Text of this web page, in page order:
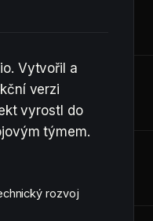
Vytvořil a
verzi
vyrostl do
týmem.
rozvoj